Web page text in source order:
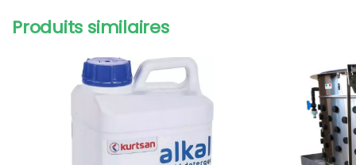
Produits similaires